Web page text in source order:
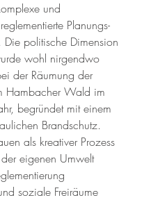
und
Planungs-
Die politische Dimension
wohl nirgendwo
der Räumung der
Hambacher Wald im
begründet mit einem
Brandschutz.
als kreativer Prozess
eigenen Umwelt
soziale Freiräume